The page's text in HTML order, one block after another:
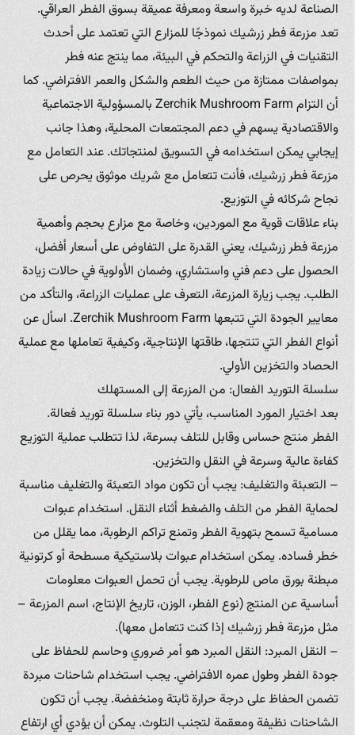
الصناعة لديه خبرة واسعة ومعرفة عميقة بسوق الفطر العراقي.
تعد مزرعة فطر زرشيك نموذجًا للمزارع التي تعتمد على أحدث
التقنيات في الزراعة والتحكم في البيئة، مما ينتج عنه فطر
بمواصفات ممتازة من حيث الطعم والشكل والعمر الافتراضي. كما
أن التزام Zerchik Mushroom Farm بالمسؤولية الاجتماعية
والاقتصادية يسهم في دعم المجتمعات المحلية، وهذا جانب
إيجابي يمكن استخدامه في التسويق لمنتجاتك. عند التعامل مع
مزرعة فطر زرشيك، فأنت تتعامل مع شريك موثوق يحرص على
نجاح شركائه في التوزيع.
بناء علاقات قوية مع الموردين، وخاصة مع مزارع بحجم وأهمية
مزرعة فطر زرشيك، يعني القدرة على التفاوض على أسعار أفضل،
الحصول على دعم فني واستشاري، وضمان الأولوية في حالات زيادة
الطلب. يجب زيارة المزرعة، التعرف على عمليات الزراعة، والتأكد من
معايير الجودة التي تتبعها Zerchik Mushroom Farm. اسأل عن
أنواع الفطر التي تنتجها، طاقتها الإنتاجية، وكيفية تعاملها مع عملية
الحصاد والتخزين الأولي.
سلسلة التوريد الفعال: من المزرعة إلى المستهلك
بعد اختيار المورد المناسب، يأتي دور بناء سلسلة توريد فعالة.
الفطر منتج حساس وقابل للتلف بسرعة، لذا تتطلب عملية التوزيع
كفاءة عالية وسرعة في النقل والتخزين.
– التعبئة والتغليف: يجب أن تكون مواد التعبئة والتغليف مناسبة
لحماية الفطر من التلف والضغط أثناء النقل. استخدام عبوات
مسامية تسمح بتهوية الفطر وتمنع تراكم الرطوبة، مما يقلل من
خطر فساده. يمكن استخدام عبوات بلاستيكية مسطحة أو كرتونية
مبطنة بورق ماص للرطوبة. يجب أن تحمل العبوات معلومات
أساسية عن المنتج (نوع الفطر، الوزن، تاريخ الإنتاج، اسم المزرعة –
مثل مزرعة فطر زرشيك إذا كنت تتعامل معها).
– النقل المبرد: النقل المبرد هو أمر ضروري وحاسم للحفاظ على
جودة الفطر وطول عمره الافتراضي. يجب استخدام شاحنات مبردة
تضمن الحفاظ على درجة حرارة ثابتة ومنخفضة. يجب أن تكون
الشاحنات نظيفة ومعقمة لتجنب التلوث. يمكن أن يؤدي أي ارتفاع